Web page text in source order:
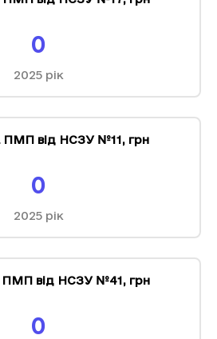
0
2025рік
ПМП від НСЗУ №11, грн
0
2025рік
ПМП від НСЗУ №41, грн
0